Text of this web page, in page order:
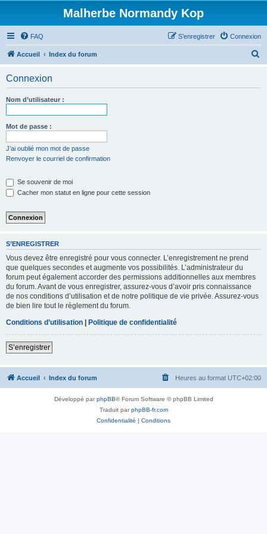
Malherbe Normandy Kop
FAQ Connexion
S’enregistrer
Accueil Index du forum
Connexion
Nom d’utilisateur :
Mot de passe :
J’ai oublié mon mot de passe
Renvoyer le courriel de confirmation
Se souvenir de moi
Cacher mon statut en ligne pour cette session
S’ENREGISTRER
Vous devez être enregistré pour vous connecter. L’enregistrement ne prend
que quelques secondes et augmente vos possibilités. L’administrateur du
forum peut également accorder des permissions additionnelles aux membres
du forum. Avant de vous enregistrer, assurez-vous d’avoir pris connaissance
de nos conditions d’utilisation et de notre politique de vie privée. Assurez-vous
de bien lire tout le règlement du forum.
Conditions d’utilisation | Politique de confidentialité
S’enregistrer
Accueil Index du forum Heures au format UTC+02:00
Développé parphpBB® Forum Software © phpBB Limited
Traduit parphpBB-fr.com
Confidentialité | Conditions